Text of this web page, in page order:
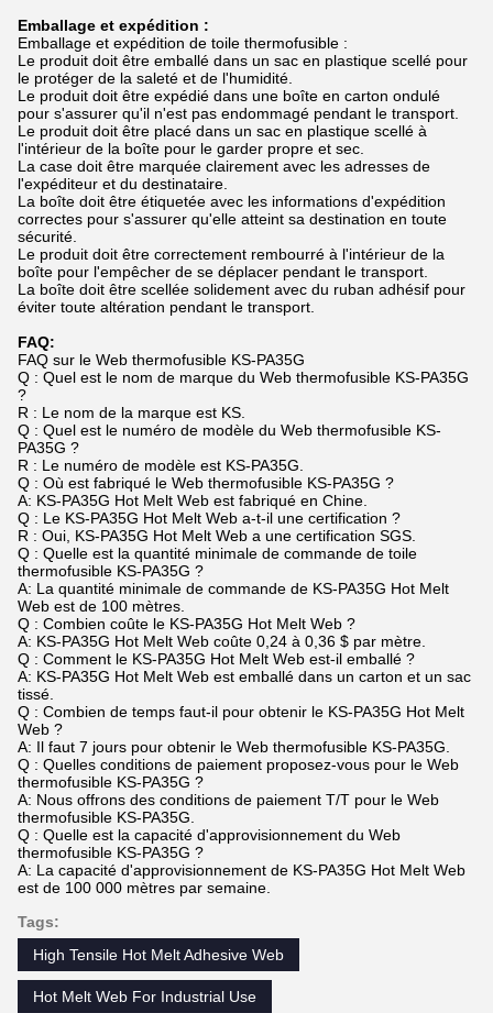
Emballage et expédition :
Emballage et expédition de toile thermofusible :
Le produit doit être emballé dans un sac en plastique scellé pour
le protéger de la saleté et de l'humidité.
Le produit doit être expédié dans une boîte en carton ondulé
pour s'assurer qu'il n'est pas endommagé pendant le transport.
Le produit doit être placé dans un sac en plastique scellé à
l'intérieur de la boîte pour le garder propre et sec.
La case doit être marquée clairement avec les adresses de
l'expéditeur et du destinataire.
La boîte doit être étiquetée avec les informations d'expédition
correctes pour s'assurer qu'elle atteint sa destination en toute
sécurité.
Le produit doit être correctement rembourré à l'intérieur de la
boîte pour l'empêcher de se déplacer pendant le transport.
La boîte doit être scellée solidement avec du ruban adhésif pour
éviter toute altération pendant le transport.
FAQ:
FAQ sur le Web thermofusible KS-PA35G
Q : Quel est le nom de marque du Web thermofusible KS-PA35G
?
R : Le nom de la marque est KS.
Q : Quel est le numéro de modèle du Web thermofusible KS-
PA35G ?
R : Le numéro de modèle est KS-PA35G.
Q : Où est fabriqué le Web thermofusible KS-PA35G ?
A: KS-PA35G Hot Melt Web est fabriqué en Chine.
Q : Le KS-PA35G Hot Melt Web a-t-il une certification ?
R : Oui, KS-PA35G Hot Melt Web a une certification SGS.
Q : Quelle est la quantité minimale de commande de toile
thermofusible KS-PA35G ?
A: La quantité minimale de commande de KS-PA35G Hot Melt
Web est de 100 mètres.
Q : Combien coûte le KS-PA35G Hot Melt Web ?
A: KS-PA35G Hot Melt Web coûte 0,24 à 0,36 $ par mètre.
Q : Comment le KS-PA35G Hot Melt Web est-il emballé ?
A: KS-PA35G Hot Melt Web est emballé dans un carton et un sac
tissé.
Q : Combien de temps faut-il pour obtenir le KS-PA35G Hot Melt
Web ?
A: Il faut 7 jours pour obtenir le Web thermofusible KS-PA35G.
Q : Quelles conditions de paiement proposez-vous pour le Web
thermofusible KS-PA35G ?
A: Nous offrons des conditions de paiement T/T pour le Web
thermofusible KS-PA35G.
Q : Quelle est la capacité d'approvisionnement du Web
thermofusible KS-PA35G ?
A: La capacité d'approvisionnement de KS-PA35G Hot Melt Web
est de 100 000 mètres par semaine.
Tags:
High Tensile Hot Melt Adhesive Web
Hot Melt Web For Industrial Use